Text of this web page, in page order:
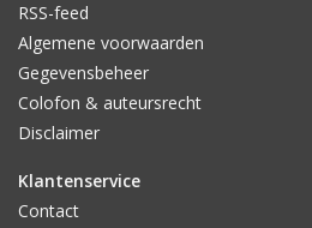
RSS-feed
Algemene voorwaarden
Gegevensbeheer
Colofon & auteursrecht
Disclaimer
Klantenservice
Contact